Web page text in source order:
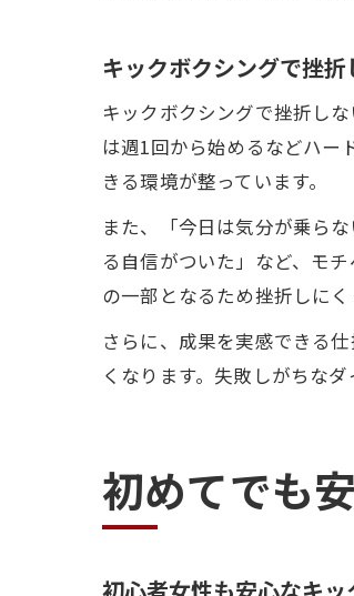
キックボクシングで挫
キックボクシングで挫折し
は週1回から始めるなどハー
きる環境が整っています。
また、「今日は気分が乗ら
る自信がついた」など、モ
の一部となるため挫折しにく
さらに、成果を実感できる
くなります。失敗しがちな
初めてでも